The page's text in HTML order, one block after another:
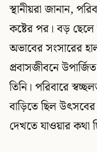
স্থানীয়রা জানান,
কষ্টের পর। বড়
অভাবের সংসারের
প্রবাসজীবনে
তিনি। পরিবারে
বাড়িতে ছিল
দেখতে যাওয়ার কথা